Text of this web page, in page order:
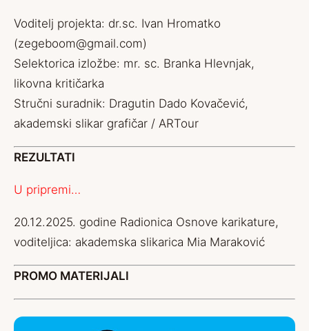
Voditelj projekta: dr.sc. Ivan Hromatko
(zegeboom@gmail.com)
Selektorica izložbe: mr. sc. Branka Hlevnjak,
likovna kritičarka
Stručni suradnik: Dragutin Dado Kovačević,
akademski slikar grafičar / ARTour
REZULTATI
U pripremi…
20.12.2025. godine Radionica Osnove karikature,
voditeljica: akademska slikarica Mia Maraković
PROMO MATERIJALI